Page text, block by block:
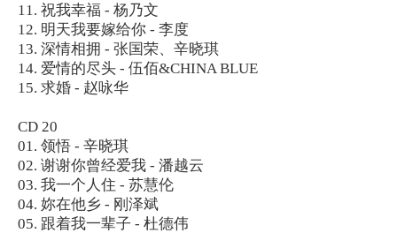
11. 祝我幸福 - 杨乃文
12. 明天我要嫁给你 - 李度
13. 深情相拥 - 张国荣、辛晓琪
14. 爱情的尽头 - 伍佰&CHINA BLUE
15. 求婚 - 赵咏华
CD 20
01. 领悟 - 辛晓琪
02. 谢谢你曾经爱我 - 潘越云
03. 我一个人住 - 苏慧伦
04. 妳在他乡 - 刚泽斌
05. 跟着我一辈子 - 杜德伟